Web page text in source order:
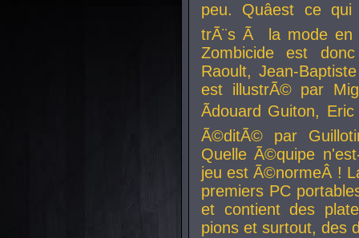
peu. Quâest ce
trÃ¨s Ã la mode en
Zombicide est
Raoult, Jean-
est illustrÃ© par
Ãdouard Guiton,
Ã©ditÃ© par
Quelle Ã©quipe
jeu est Ã©normeÂ !
premiers PC
et contient des
pions et surtout, des